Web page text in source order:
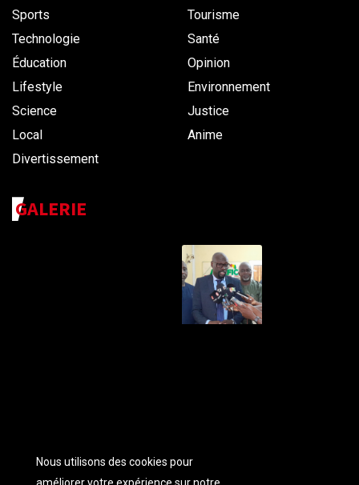
Sports
Tourisme
Technologie
Santé
Éducation
Opinion
Lifestyle
Environnement
Science
Justice
Local
Anime
Divertissement
GALERIE
Nous utilisons des cookies pour